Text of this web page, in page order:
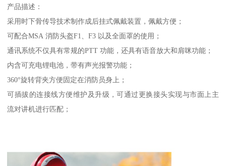
产品描述：
采用时下骨传导技术制作成后挂式佩戴装置，佩戴方便；
可配合MSA 消防头盔F1、F3 以及全面罩的使用；
通讯系统不仅具有常规的PTT 功能，还具有语音放大和肩咪功能；
内含可充电锂电池，带有声光报警功能；
360°旋转背夹方便固定在消防员身上；
可插拔的连接线方便维护及升级，可通过更换接头实现与市面上主
流对讲机进行匹配；